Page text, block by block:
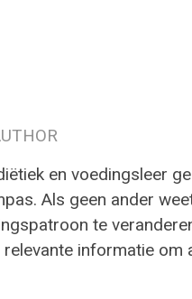
en voedingsleer
Als geen ander
te
informatie om